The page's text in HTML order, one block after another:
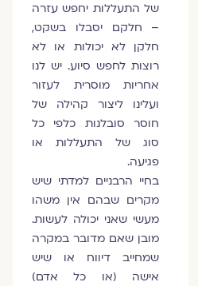
של התעללות יחפש עזרה
– חלקם יסבלו בשקט,
חלקן לא יכולות או לא
רוצות לחפש סיוע. יש לנו
אחריות מוסרית לעזור
ועלינו ליצור קהילה של
חוסר סובלנות כלפי כל
סוג של התעללות או
פגיעה.
בחיי הרבניים למדתי שיש
מקרים שבהם אין משהו
מעשי שאני יכולה לעשות.
מובן שאם מדובר במקרה
שמחייב דיווח או שיש
אישה (או כל אדם)